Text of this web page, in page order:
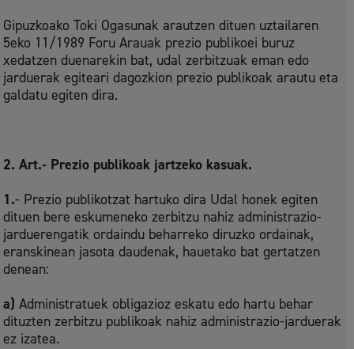
Gipuzkoako Toki Ogasunak arautzen dituen uztailaren
5eko 11/1989 Foru Arauak prezio publikoei buruz
xedatzen duenarekin bat, udal zerbitzuak eman edo
jarduerak egiteari dagozkion prezio publikoak arautu eta
galdatu egiten dira.
2. Art.- Prezio publikoak jartzeko kasuak.
1.- Prezio publikotzat hartuko dira Udal honek egiten
dituen bere eskumeneko zerbitzu nahiz administrazio-
jarduerengatik ordaindu beharreko diruzko ordainak,
eranskinean jasota daudenak, hauetako bat gertatzen
denean:
a) Administratuek obligazioz eskatu edo hartu behar
dituzten zerbitzu publikoak nahiz administrazio-jarduerak
ez izatea.